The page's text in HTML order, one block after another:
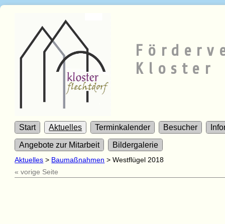
Kloster
Start Aktuelles Terminkalender Besucher
Angebote zur Mitarbeit Bildergalerie
Aktuelles > Baumaßnahmen >Westflügel 2018
« vorige Seite